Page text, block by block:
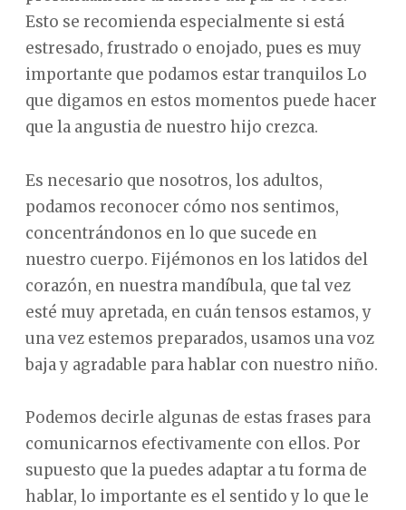
Esto se recomienda especialmente si está
estresado, frustrado o enojado, pues es muy
importante que podamos estar tranquilos Lo
que digamos en estos momentos puede hacer
que la angustia de nuestro hijo crezca.
Es necesario que nosotros, los adultos,
podamos reconocer cómo nos sentimos,
concentrándonos en lo que sucede en
nuestro cuerpo. Fijémonos en los latidos del
corazón, en nuestra mandíbula, que tal vez
esté muy apretada, en cuán tensos estamos, y
una vez estemos preparados, usamos una voz
baja y agradable para hablar con nuestro niño.
Podemos decirle algunas de estas frases para
comunicarnos efectivamente con ellos. Por
supuesto que la puedes adaptar a tu forma de
hablar, lo importante es el sentido y lo que le